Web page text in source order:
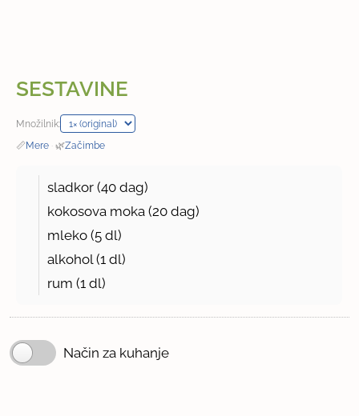
SESTAVINE
Množilnik:
📏Mere · 🌿Začimbe
sladkor (40 dag)
kokosova moka (20 dag)
mleko (5 dl)
alkohol (1 dl)
rum (1 dl)
Način za kuhanje